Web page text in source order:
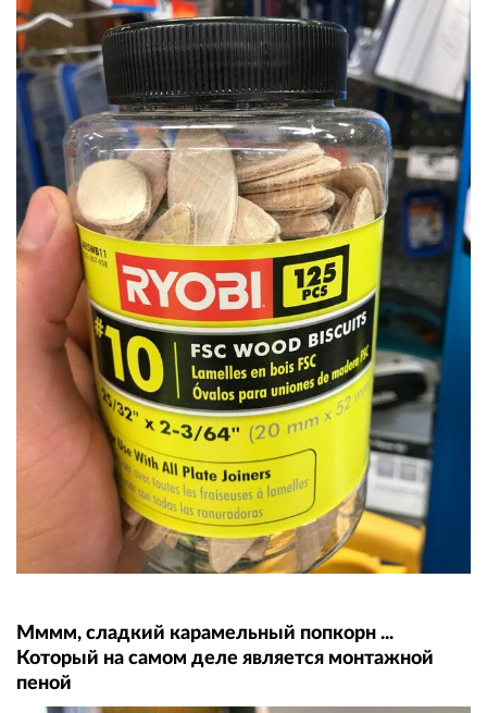
Мммм, сладкий карамельный попкорн ...
Который на самом деле является монтажной
пеной